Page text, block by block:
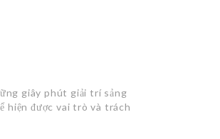
giây phút giải trí sảng
hiện được vai trò và trách